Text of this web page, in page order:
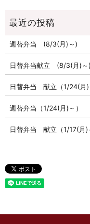
週替弁当 (8/3(月)～)
日替弁当献立 (8/3(月)～)
日替弁当 献立（1/24(月)
週替弁当（1/24(月)～）
日替弁当 献立（1/17(月)